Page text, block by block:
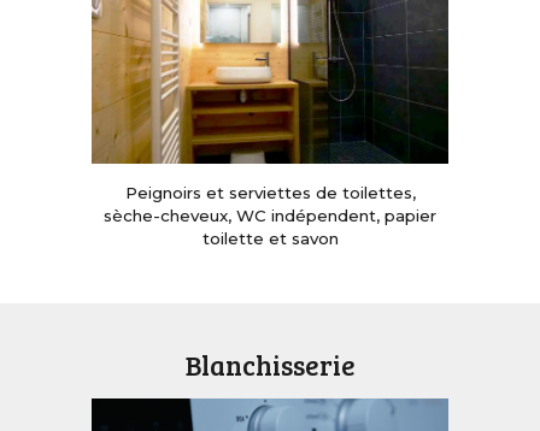
Peignoirs et serviettes de toilettes,
sèche-cheveux, WC indépendent, papier
toilette et savon
Blanchisserie